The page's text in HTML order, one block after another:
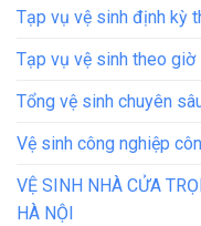
Tạp vụ vệ sinh định kỳ
Tạp vụ vệ sinh theo giờ
Tổng vệ sinh chuyên
Vệ sinh công nghiệp
VỆ SINH NHÀ CỬA
HÀ NỘI